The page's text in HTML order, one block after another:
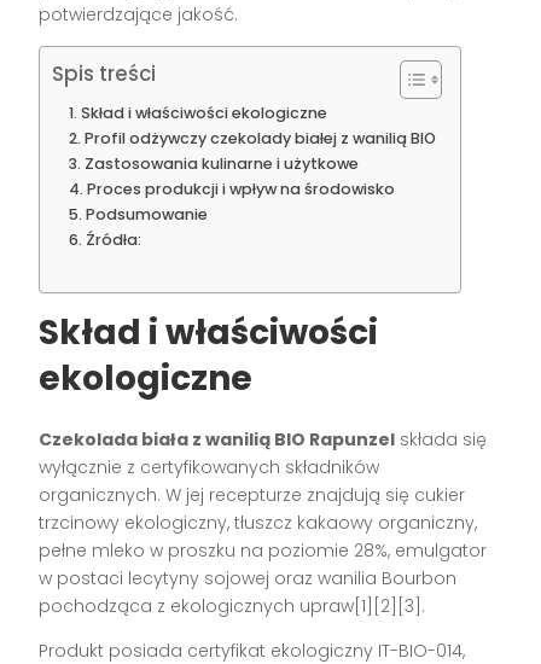
potwierdzające jakość.
Spis treści
Skład i właściwości ekologiczne
Profil odżywczy czekolady białej z wanilią BIO
Zastosowania kulinarne i użytkowe
Proces produkcji i wpływ na środowisko
Podsumowanie
Źródła:
Skład i właściwości
ekologiczne
Czekolada biała z wanilią BIO Rapunzel składa się
wyłącznie z certyfikowanych składników
organicznych. W jej recepturze znajdują się cukier
trzcinowy ekologiczny, tłuszcz kakaowy organiczny,
pełne mleko w proszku na poziomie 28%, emulgator
w postaci lecytyny sojowej oraz wanilia Bourbon
pochodząca z ekologicznych upraw[1][2][3].
Produkt posiada certyfikat ekologiczny IT-BIO-014,